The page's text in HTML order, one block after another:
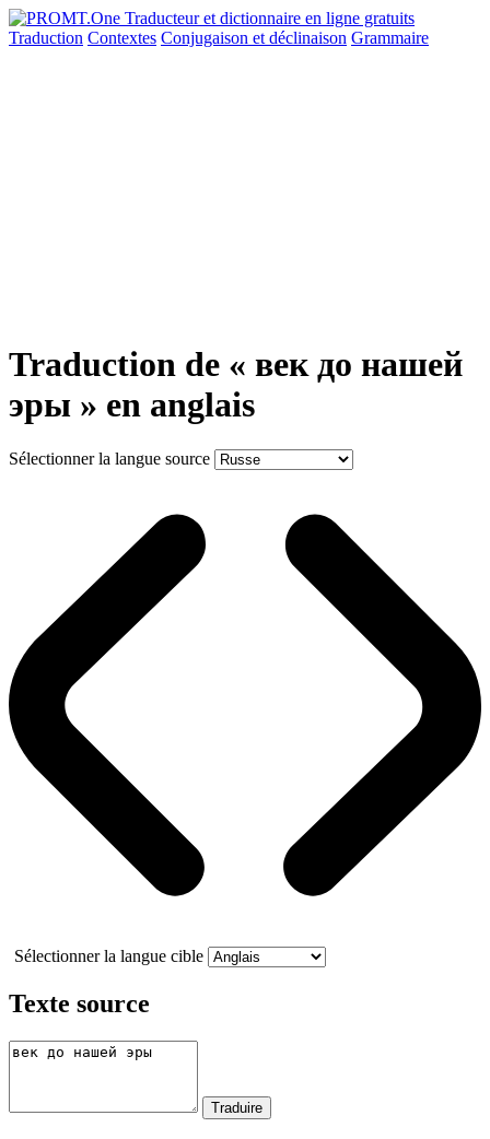
Traduction Contextes Conjugaison et déclinaison Grammaire
Traduction de « век до нашей
эры » en anglais
Sélectionner la langue source
Sélectionner la langue cible
Texte source